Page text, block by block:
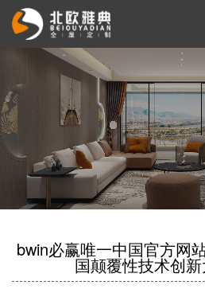
bwin必赢唯一中国官方网
国颠覆性技术创